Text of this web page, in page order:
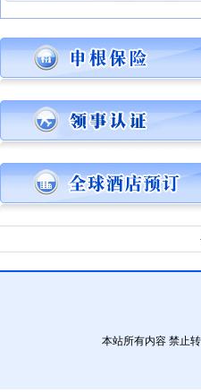
本站所有内容 禁止